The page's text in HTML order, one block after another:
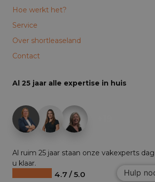
Hoe werkt het?
Service
Over shortleaseland
Contact
Al 25 jaar alle expertise in huis
Al ruim 25 jaar staan onze vakexperts
u klaar.
4.7 / 5.0 Hulp